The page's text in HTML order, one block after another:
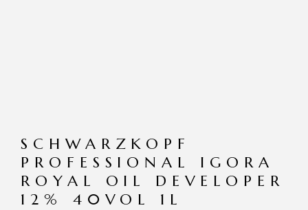
SCHWARZKOPF
PROFESSIONAL IGORA
ROYAL OIL DEVELOPER
12% 40VOL 1L